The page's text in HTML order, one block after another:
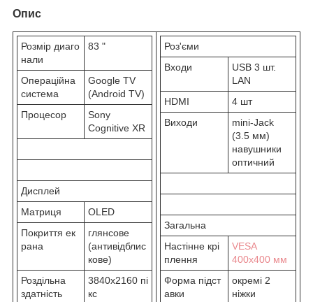
Опис
Розмір диаго
нали
83 "
Операційна
система
Google TV
(Android TV)
Процесор
Sony
Cognitive XR
Дисплей
Матриця
OLED
Покриття ек
рана
глянсове
(антивідблис
кове)
Роздільна
здатність
3840x2160 пі
кс
Роз'єми
Входи
USB 3 шт.
LAN
HDMI
4 шт
Виходи
mini-Jack
(3.5 мм)
навушники
оптичний
Загальна
Настінне крі
плення
VESA
400х400 мм
Форма підст
авки
окремі 2
ніжки